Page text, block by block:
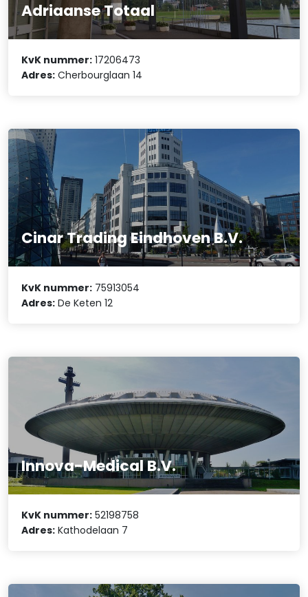
Adriaanse Totaal
KvK nummer: 17206473
Adres: Cherbourglaan 14
Cinar Trading Eindhoven B.V.
KvK nummer: 75913054
Adres: De Keten 12
Innova-Medical B.V.
KvK nummer: 52198758
Adres: Kathodelaan 7